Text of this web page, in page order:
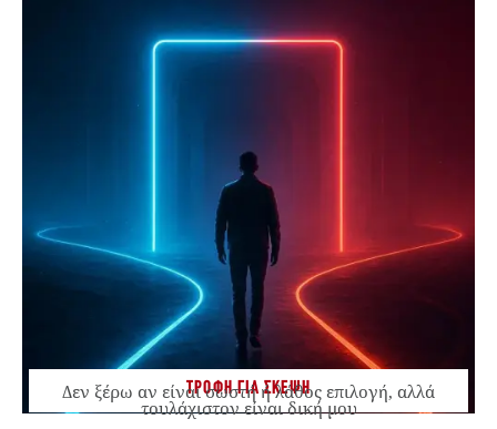
ΤΡΟΦΗ ΓΙΑ ΣΚΕΨΗ
Δεν ξέρω αν είναι σωστή ή λάθος επιλογή, αλλά
τουλάχιστον είναι δική μου